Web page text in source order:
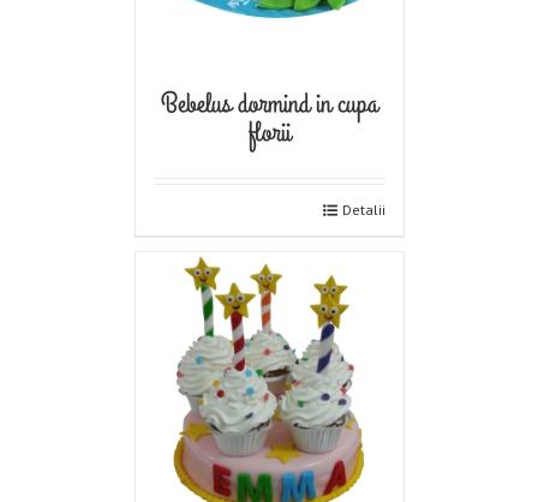
Bebelus dormind in cupa
florii
Detalii